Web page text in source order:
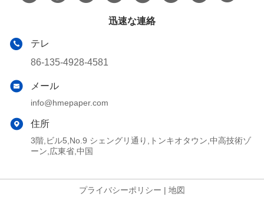
迅速な連絡
テレ
86-135-4928-4581
メール
info@hmepaper.com
住所
3階,ビル5,No.9 シェングリ通り,トンキオタウン,中高技術ゾ
ーン,広東省,中国
プライバシーポリシー | 地図